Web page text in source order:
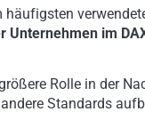
häufigsten
Unternehmen im
Rolle in der
Standards